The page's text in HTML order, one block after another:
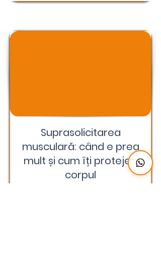
Suprasolicitarea
musculară: când e prea
mult și cum îți protejezi
corpul